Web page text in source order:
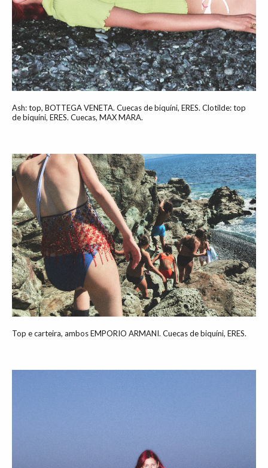
Ash: top, BOTTEGA VENETA. Cuecas de biquíni, ERES. Clotilde: top
de biquíni, ERES. Cuecas, MAX MARA.
Top e carteira, ambos EMPORIO ARMANI. Cuecas de biquíni, ERES.